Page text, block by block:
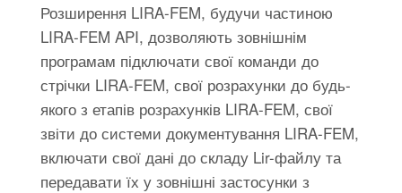
Розширення LIRA-FEM, будучи частиною
LIRA-FEM API, дозволяють зовнішнім
програмам підключати свої команди до
стрічки LIRA-FEM, свої розрахунки до будь-
якого з етапів розрахунків LIRA-FEM, свої
звіти до системи документування LIRA-FEM,
включати свої дані до складу Lir-файлу та
передавати їх у зовнішні застосунки з